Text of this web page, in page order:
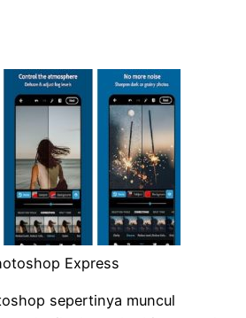
Express
sepertinya muncul